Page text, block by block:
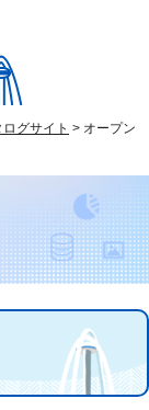
グサイト > オープン